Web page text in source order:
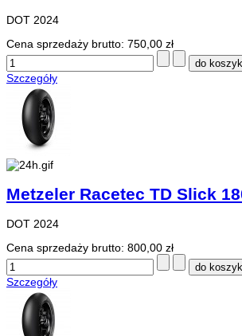
DOT 2024
Cena sprzedaży brutto: 750,00 zł
Szczegóły
Metzeler Racetec TD Slick
DOT 2024
Cena sprzedaży brutto: 800,00 zł
Szczegóły